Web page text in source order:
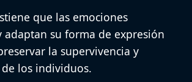
que las emociones
adaptan su forma de expresión
la supervivencia y
los individuos.